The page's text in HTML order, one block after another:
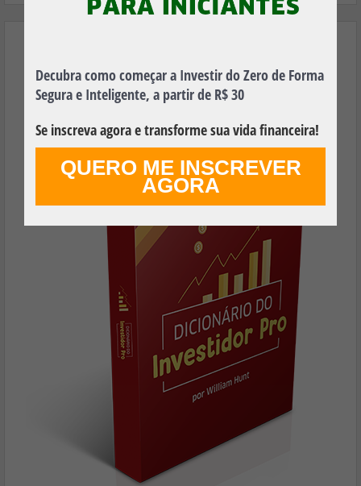
Decubra como começar a Investir do Zero de Forma
Segura e Inteligente, a partir de R$ 30
Se inscreva agora e transforme sua vida financeira!
QUERO ME INSCREVER
AGORA
Utilizados no Mundo dos Investimentos e
Faça Seu Dinheiro Render Mais!